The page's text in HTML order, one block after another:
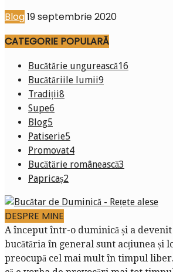
Blog19 septembrie 2020
CATEGORIE POPULARĂ
Bucătărie ungurească16
Bucătăriile lumii9
Tradiții8
Supe6
Blog5
Patiserie5
Promovat4
Bucătărie românească3
Papricaș2
DESPRE MINE
A început într-o duminică și a
bucătăria în general sunt acțiunea și
preocupă cel mai mult în timpul